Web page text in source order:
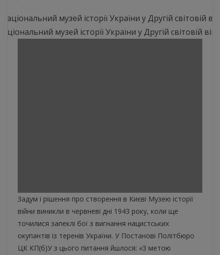
музей історії України у Другій світовій
Задум і рішення про створення в Києві Музею історії
війни виникли в червневі дні 1943 року, коли ще
точилися запеклі бої з вигнання нацистських
окупантів із теренів України. У Постанові Політбюро
ЦК КП(б)У з цього питання йшлося: «З метою